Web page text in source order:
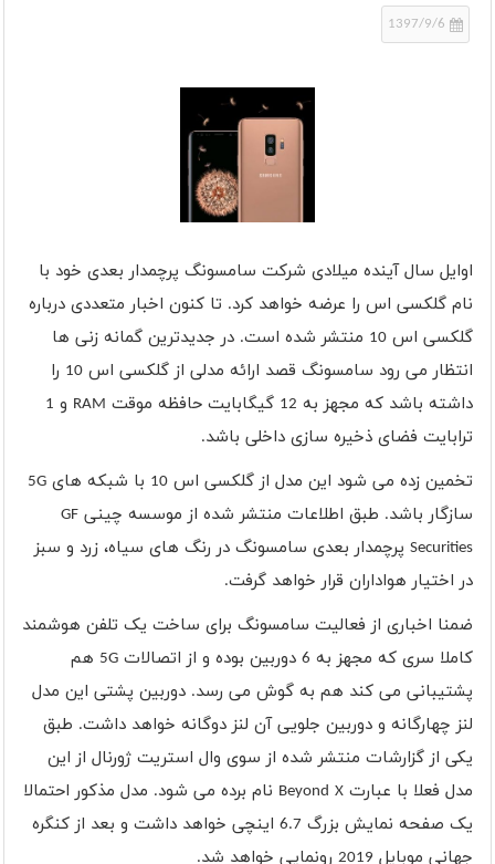
اوایل سال آینده میلادی شرکت سامسونگ پرچمدار بعدی خود با
نام گلکسی اس را عرضه خواهد کرد. تا کنون اخبار متعددی درباره
گلکسی اس 10 منتشر شده است. در جدیدترین گمانه زنی ها
انتظار می رود سامسونگ قصد ارائه مدلی از گلکسی اس 10 را
داشته باشد که مجهز به 12 گیگابایت حافظه موقت
RAM
و 1
ترابایت فضای ذخیره سازی داخلی باشد.
تخمین زده می شود این مدل از گلکسی اس 10 با شبکه های
5G
سازگار باشد. طبق اطلاعات منتشر شده از موسسه چینی GF
Securities پرچمدار بعدی سامسونگ در رنگ های سیاه، زرد و سبز
در اختیار هواداران قرار خواهد گرفت.
ضمنا اخباری از فعالیت سامسونگ برای ساخت یک تلفن هوشمند
کاملا سری که مجهز به 6 دوربین بوده و از اتصالات
5G هم
پشتیبانی می کند هم به گوش می رسد. دوربین پشتی این مدل
لنز چهارگانه و دوربین جلویی آن لنز دوگانه خواهد داشت. طبق
یکی از گزارشات منتشر شده از سوی وال استریت ژورنال از این
مدل فعلا با عبارت Beyond X نام برده می شود. مدل مذکور احتمالا
یک صفحه نمایش بزرگ 6.7 اینچی خواهد داشت و بعد از کنگره
جهانی موبایل 2019 رونمایی خواهد شد.